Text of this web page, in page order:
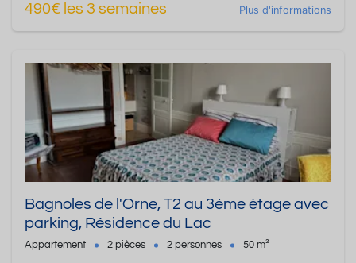
490€ les 3 semaines Plus d'informations
Bagnoles de l'Orne, T2 au 3ème étage avec
parking, Résidence du Lac
Appartement 2 pièces 2 personnes 50 m²